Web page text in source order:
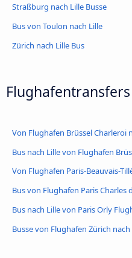
Straßburg nach Lille Busse
Bus von Toulon nach Lille
Zürich nach Lille Bus
Von Flughafen Brüssel Charleroi
Bus nach Lille von Flughafen
Von Flughafen Paris-Beauvais-
Bus von Flughafen Paris Charles
Bus nach Lille von Paris Orly
Busse von Flughafen Zürich nach